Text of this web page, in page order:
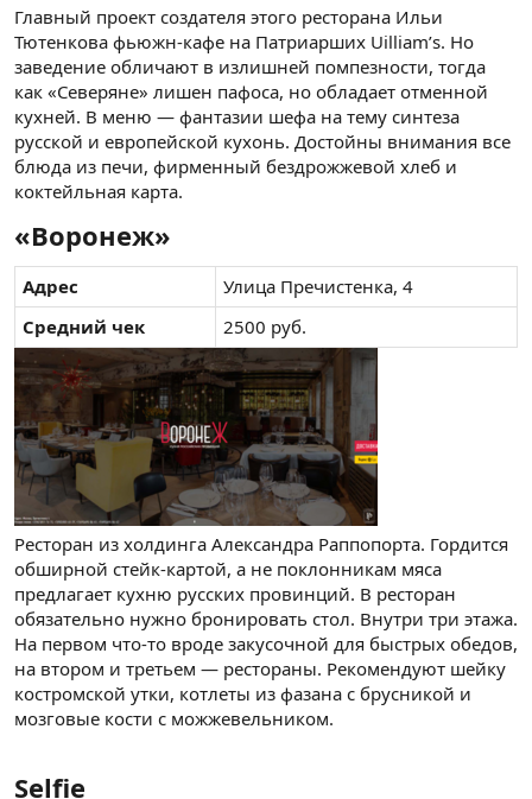
Главный проект создателя этого ресторана Ильи
Тютенкова фьюжн-кафе на Патриарших Uilliam’s. Но
заведение обличают в излишней помпезности, тогда
как «Северяне» лишен пафоса, но обладает отменной
кухней. В меню — фантазии шефа на тему синтеза
русской и европейской кухонь. Достойны внимания все
блюда из печи, фирменный бездрожжевой хлеб и
коктейльная карта.
«Воронеж»​
Адрес
Улица Пречистенка, 4
Средний чек
2500 руб.
Ресторан из холдинга Александра Раппопорта. Гордится
обширной стейк-картой, а не поклонникам мяса
предлагает кухню русских провинций. В ресторан
обязательно нужно бронировать стол. Внутри три этажа.
На первом что-то вроде закусочной для быстрых обедов,
на втором и третьем — рестораны. Рекомендуют шейку
костромской утки, котлеты из фазана с брусникой и
мозговые кости с можжевельником.
Selfie​